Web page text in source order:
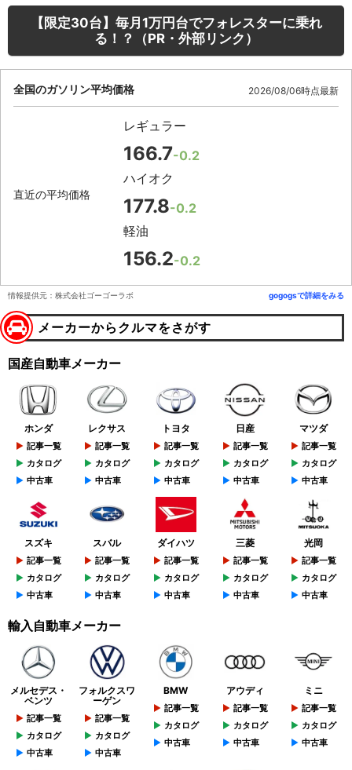
【限定30台】毎月1万円台でフォレスターに乗れ
る！？（PR・外部リンク）
全国のガソリン平均価格 2026/08/06時点最新
直近の平均価格
レギュラー
166.7-0.2
ハイオク
177.8-0.2
軽油
156.2-0.2
情報提供元：株式会社ゴーゴーラボ gogogsで詳細をみる
メーカーからクルマをさがす
国産自動車メーカー
ホンダ
記事一覧
カタログ
中古車
レクサス
記事一覧
カタログ
中古車
トヨタ
記事一覧
カタログ
中古車
日産
記事一覧
カタログ
中古車
マツダ
記事一覧
カタログ
中古車
スズキ
記事一覧
カタログ
中古車
スバル
記事一覧
カタログ
中古車
ダイハツ
記事一覧
カタログ
中古車
三菱
記事一覧
カタログ
中古車
光岡
記事一覧
カタログ
中古車
輸入自動車メーカー
メルセデス・
ベンツ
記事一覧
カタログ
中古車
フォルクスワ
ーゲン
記事一覧
カタログ
中古車
BMW
記事一覧
カタログ
中古車
アウディ
記事一覧
カタログ
中古車
ミニ
記事一覧
カタログ
中古車